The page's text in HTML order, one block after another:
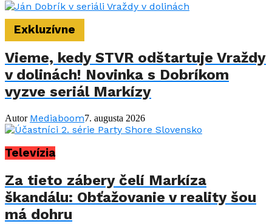
Exkluzívne
Vieme, kedy STVR odštartuje Vraždy
v dolinách! Novinka s Dobríkom
vyzve seriál Markízy
Autor Mediaboom7. augusta 2026
Televízia
Za tieto zábery čelí Markíza
škandálu: Obťažovanie v reality šou
má dohru